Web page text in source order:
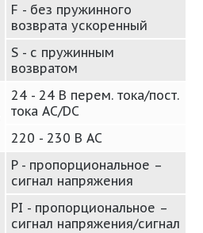
F - без пружинного
возврата ускоренный
S - с пружинным
возвратом
24 - 24 В перем. тока/пост.
тока AC/DC
220 - 230 В AC
P - пропорциональное –
сигнал напряжения
PI - пропорциональное –
сигнал напряжения/сигнал